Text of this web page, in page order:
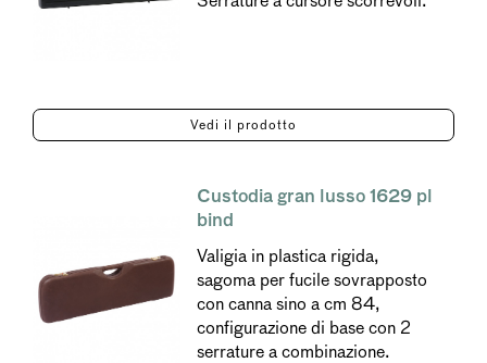
Vedi il prodotto
Custodia gran lusso 1629 pl
bind
Valigia in plastica rigida,
sagoma per fucile sovrapposto
con canna sino a cm 84,
configurazione di base con 2
serrature a combinazione.